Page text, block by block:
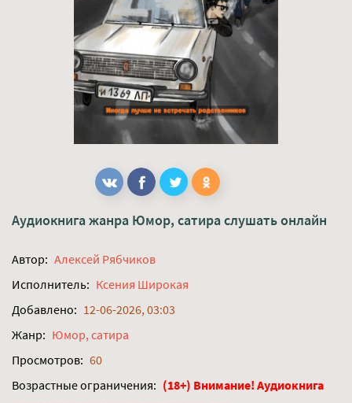
Аудиокнига жанра Юмор, сатира слушать онлайн
Автор: Алексей Рябчиков
Исполнитель: Ксения Широкая
Добавлено: 12-06-2026, 03:03
Жанр: Юмор, сатира
Просмотров: 60
Возрастные ограничения: (18+) Внимание! Аудиокнига